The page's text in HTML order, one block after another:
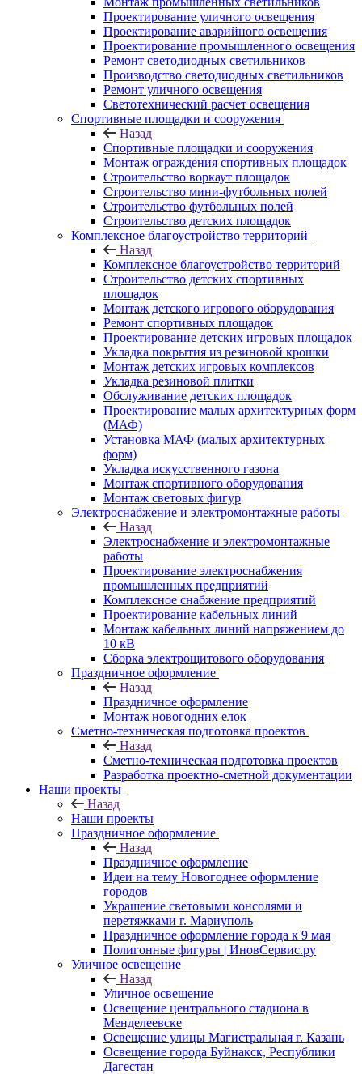
Проектирование уличного освещения
Проектирование аварийного освещения
Проектирование промышленного освещения
Ремонт светодиодных светильников
Производство светодиодных светильников
Ремонт уличного освещения
Светотехнический расчет освещения
Спортивные площадки и сооружения
Назад
Спортивные площадки и сооружения
Монтаж ограждения спортивных площадок
Строительство воркаут площадок
Строительство мини-футбольных полей
Строительство футбольных полей
Строительство детских площадок
Комплексное благоустройство территорий
Назад
Комплексное благоустройство территорий
Строительство детских спортивных
площадок
Монтаж детского игрового оборудования
Ремонт спортивных площадок
Проектирование детских игровых площадок
Укладка покрытия из резиновой крошки
Монтаж детских игровых комплексов
Укладка резиновой плитки
Обслуживание детских площадок
Проектирование малых архитектурных форм
(МАФ)
Установка МАФ (малых архитектурных
форм)
Укладка искусственного газона
Монтаж спортивного оборудования
Монтаж световых фигур
Электроснабжение и электромонтажные работы
Назад
Электроснабжение и электромонтажные
работы
Проектирование электроснабжения
промышленных предприятий
Комплексное снабжение предприятий
Проектирование кабельных линий
Монтаж кабельных линий напряжением до
10 кВ
Сборка электрощитового оборудования
Праздничное оформление
Назад
Праздничное оформление
Монтаж новогодних елок
Сметно-техническая подготовка проектов
Назад
Сметно-техническая подготовка проектов
Разработка проектно-сметной документации
Наши проекты
Назад
Наши проекты
Праздничное оформление
Назад
Праздничное оформление
Идеи на тему Новогоднее оформление
городов
Украшение световыми консолями и
перетяжками г. Мариуполь
Праздничное оформление города к 9 мая
Полигонные фигуры | ИновСервис.ру
Уличное освещение
Назад
Уличное освещение
Освещение центрального стадиона в
Менделеевске
Освещение улицы Магистральная г. Казань
Освещение города Буйнакск, Республики
Дагестан